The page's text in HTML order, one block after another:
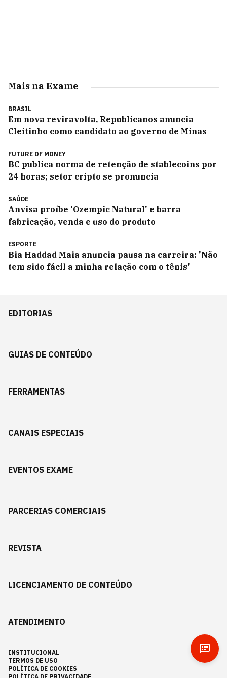
Mais na Exame
BRASIL
Em nova reviravolta, Republicanos anuncia
Cleitinho como candidato ao governo de Minas
FUTURE OF MONEY
BC publica norma de retenção de stablecoins por
24 horas; setor cripto se pronuncia
SAÚDE
Anvisa proíbe 'Ozempic Natural' e barra
fabricação, venda e uso do produto
ESPORTE
Bia Haddad Maia anuncia pausa na carreira: 'Não
tem sido fácil a minha relação com o tênis'
EDITORIAS
GUIAS DE CONTEÚDO
FERRAMENTAS
CANAIS ESPECIAIS
EVENTOS EXAME
PARCERIAS COMERCIAIS
REVISTA
LICENCIAMENTO DE CONTEÚDO
ATENDIMENTO
INSTITUCIONAL
TERMOS DE USO
POLÍTICA DE COOKIES